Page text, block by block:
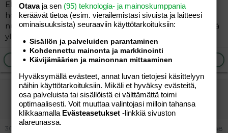
Eli näillä kokemuksilla sanoisin, että kun kerran
hoitopaikka ja hoitaja ovat lapselle tuttuja, niin vie
nukkuvana vaan! Eipähän tartte pientä raastaa sängystä
ylös niin tolkuttoman aikaisin.
Ilmoita asiaton viesti
hanne
Aktiivinen jäsen
30.05.2006 #8
Otavaja sen (95) teknologia- ja mainoskumppania
keräävät tietoa (esim. vierailemis­tasi sivuista ja laitteesi
ominaisuuk­sista) seuraaviin käyttötarkoituksiin:
Sisällön ja palveluiden parantaminen
Kohdennettu mainonta ja markkinointi
Kävijämäärien ja mainonnan mittaaminen
Hyväksymällä evästeet, annat luvan tietojesi käsittelyyn
näihin käyttötarkoituksiin. Mikäli et hyväksy evästeitä,
osa palveluista tai sisällöistä ei välttämättä toimi
optimaalisesti. Voit muuttaa valintojasi milloin tahansa
klikkaamalla Evästeasetukset -linkkiä sivuston
alareunassa.